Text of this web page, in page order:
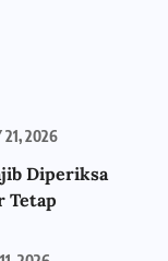
21, 2026
Diperiksa
Tetap